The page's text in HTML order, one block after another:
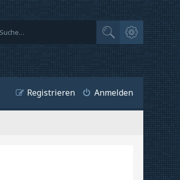
Suche
Erweiterte Suche
Anmelden
Registrieren